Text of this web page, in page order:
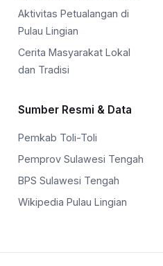
Aktivitas Petualangan di
Pulau Lingian
Cerita Masyarakat Lokal
dan Tradisi
Sumber Resmi & Data
Pemkab Toli-Toli
Pemprov Sulawesi Tengah
BPS Sulawesi Tengah
Wikipedia Pulau Lingian